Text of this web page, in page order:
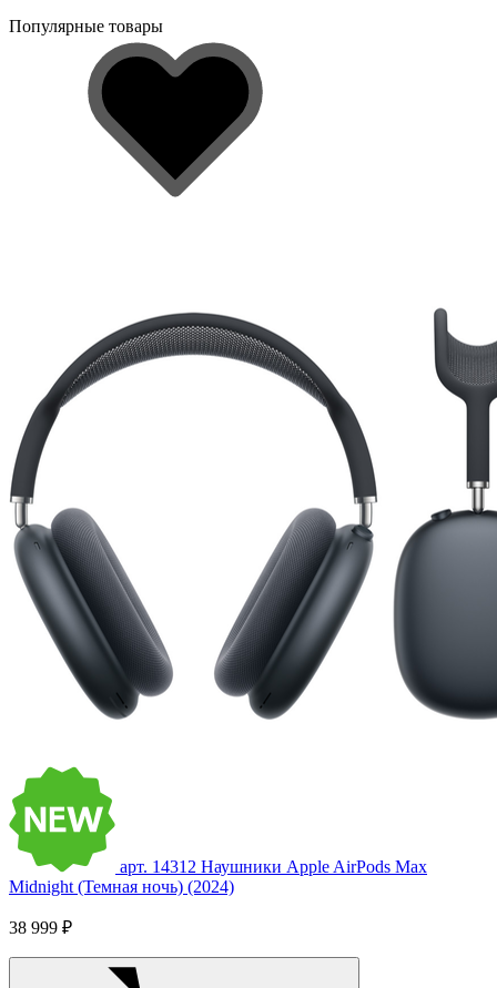
Популярные товары
арт. 14312 Наушники Apple AirPods Max
Midnight (Темная ночь) (2024)
38 999 ₽